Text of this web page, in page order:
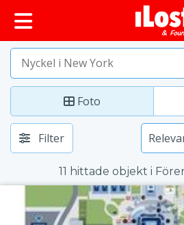
Foto
Filter
11 hittade objekt i